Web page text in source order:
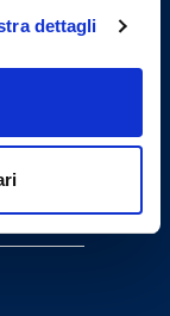
dettagli